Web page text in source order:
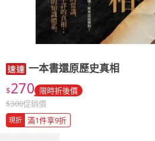
一本書還原歷史真相
$270 限時折後價
$300促銷價
現折 滿1件享9折